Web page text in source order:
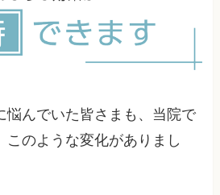
悩んでいた皆さまも、当院で
このような変化がありまし